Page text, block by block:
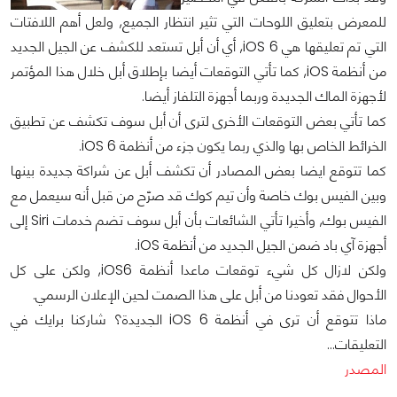
للمعرض بتعليق اللوحات التي تثير انتظار الجميع, ولعل أهم اللافتات
التي تم تعليقها هي iOS 6, أي أن أبل تستعد للكشف عن الجيل الجديد
من أنظمة iOS, كما تأتي التوقعات أيضا بإطلاق أبل خلال هذا المؤتمر
لأجهزة الماك الجديدة وربما أجهزة التلفاز أيضا.
كما تأتي بعض التوقعات الأخرى لترى أن أبل سوف تكشف عن تطبيق
الخرائط الخاص بها والذي ربما يكون جزء من أنظمة iOS 6.
كما تتوقع ايضا بعض المصادر أن تكشف أبل عن شراكة جديدة بينها
وبين الفيس بوك خاصة وأن تيم كوك قد صرّح من قبل أنه سيعمل مع
الفيس بوك, وأخيرا تأتي الشائعات بأن أبل سوف تضم خدمات Siri إلى
أجهزة آي باد ضمن الجيل الجديد من أنظمة iOS.
ولكن لازال كل شيء توقعات ماعدا أنظمة iOS6, ولكن على كل
الأحوال فقد تعودنا من أبل على هذا الصمت لحين الإعلان الرسمي.
ماذا تتوقع أن ترى في أنظمة iOS 6 الجديدة؟ شاركنا برايك في
التعليقات...
المصدر